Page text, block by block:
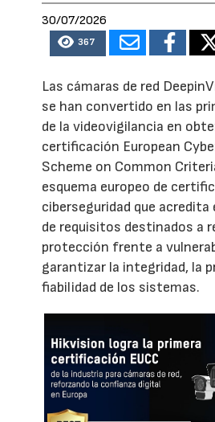
30/07/2026
367
Las cámaras de red
se han convertido en las
de la videovigilancia en
certificación European
Scheme on Common
esquema europeo de
ciberseguridad que
de requisitos destinados a
protección frente a
garantizar la integridad, la
fiabilidad de los sistemas.